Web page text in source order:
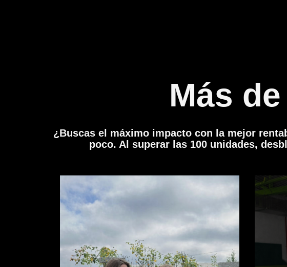
Más
¿Buscas el máximo impacto con la mejor
poco. Al superar las 100 unidades,